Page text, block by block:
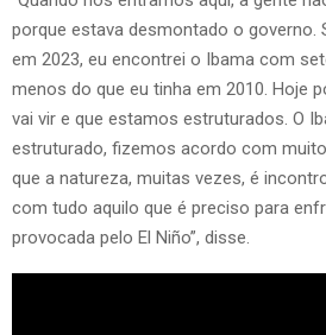
porque estava desmontado o governo.
em 2023, eu encontrei o Ibama com
menos do que eu tinha em 2010. Hoje
vai vir e que estamos estruturados. O
estruturado, fizemos acordo com
que a natureza, muitas vezes, é
com tudo aquilo que é preciso para
provocada pelo El Niño”, disse.